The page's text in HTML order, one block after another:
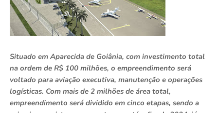
Situado em Aparecida de Goiânia, com investimento total
na ordem de R$ 100 milhões, o empreendimento será
voltado para aviação executiva, manutenção e operações
logísticas. Com mais de 2 milhões de área total,
empreendimento será dividido em cinco etapas, sendo a